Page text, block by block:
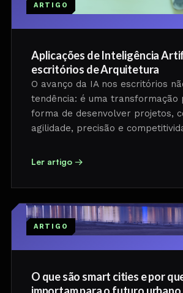
ARTIGO
Aplicações de Inteligência
escritórios de Arquitetura
O avanço da IA nos escritórios
tendência: é uma transformação
forma de desenvolver projetos,
agilidade, precisão e
Ler artigo →
ARTIGO
O que são smart cities e por